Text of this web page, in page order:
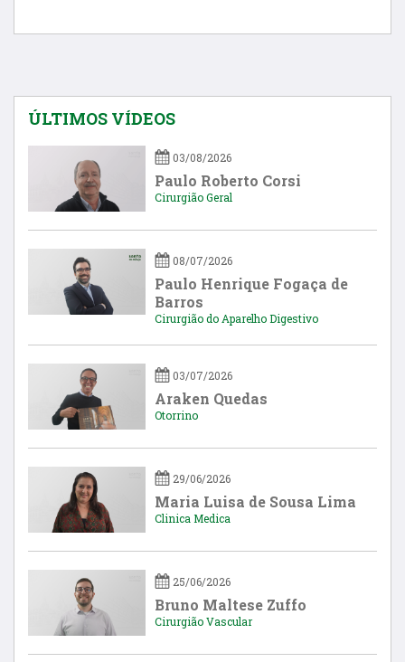
ÚLTIMOS VÍDEOS
03/08/2026
Paulo Roberto Corsi
Cirurgião Geral
08/07/2026
Paulo Henrique Fogaça de
Barros
Cirurgião do Aparelho Digestivo
03/07/2026
Araken Quedas
Otorrino
29/06/2026
Maria Luisa de Sousa Lima
Clinica Medica
25/06/2026
Bruno Maltese Zuffo
Cirurgião Vascular